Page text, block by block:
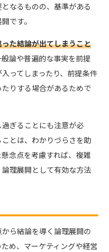
なるものの、基準がある
です。
た結論が出てしまうこと
論や普遍的な事実を前提
ってしまったり、前提条件
りする場合があるためで
ぎることにも注意が必
とは、わかりづらさを助
念点を考慮すれば、複雑
理展開として有効な方法
ら結論を導く論理展開の
め、マーケティングや経営